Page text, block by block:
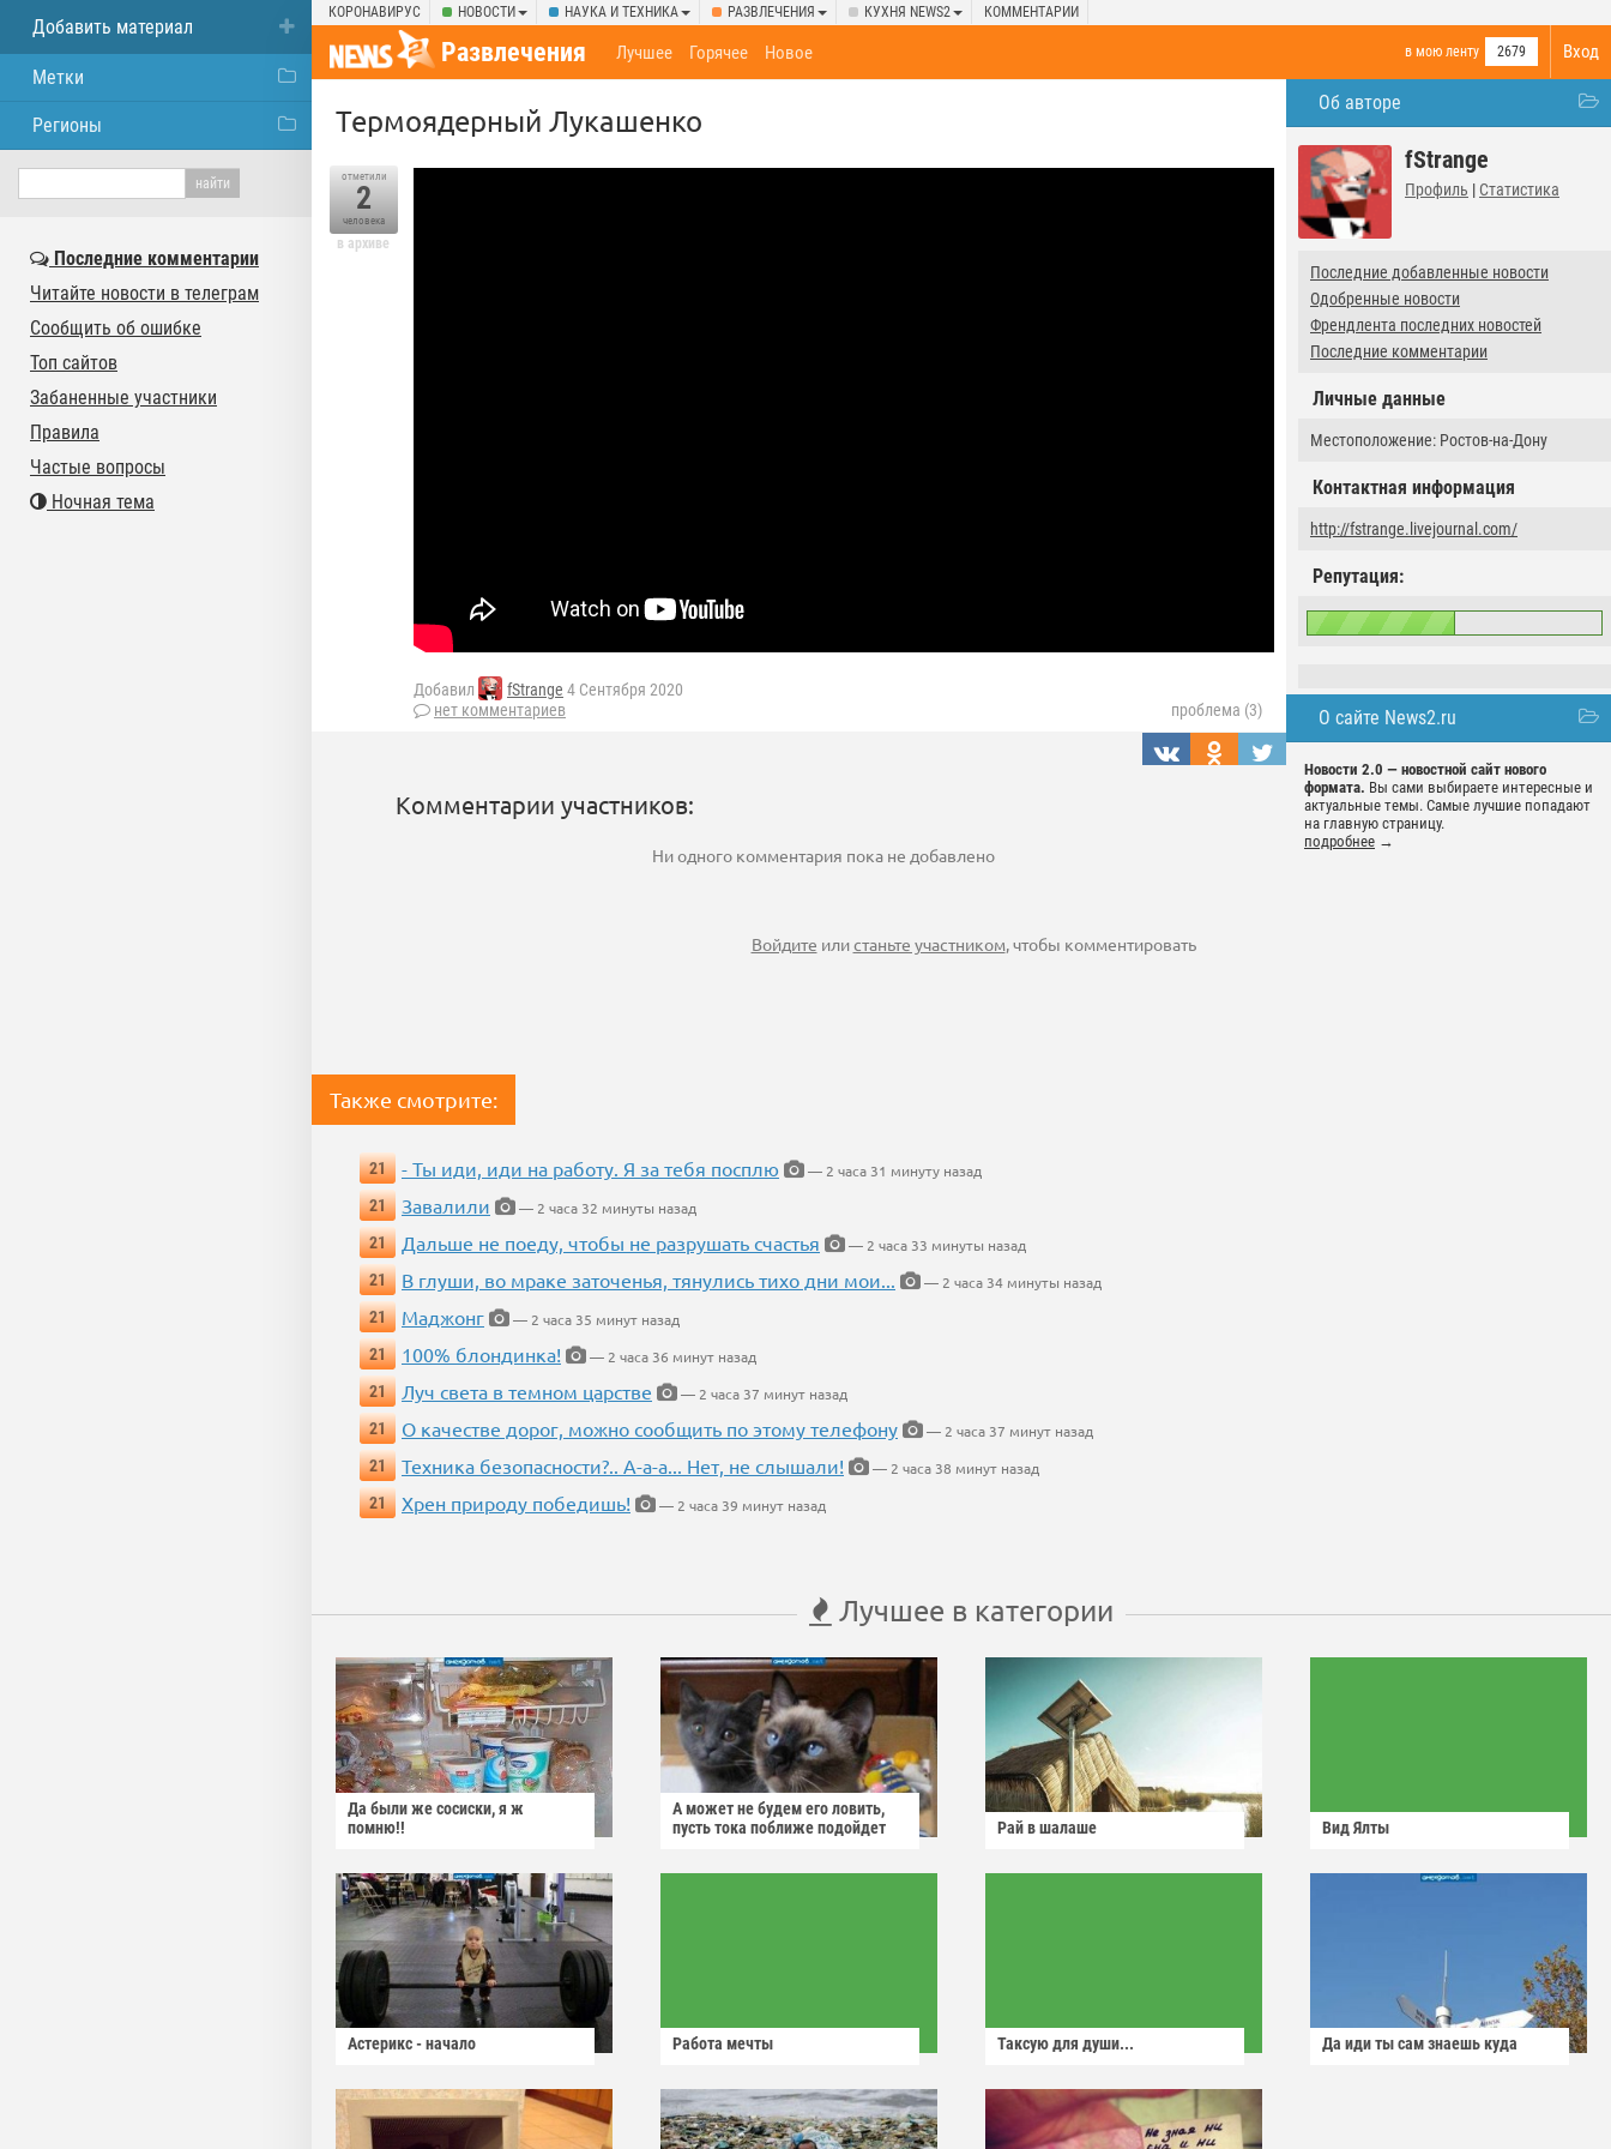
КОРОНАВИРУС НОВОСТИ НАУКА И ТЕХНИКА РАЗВЛЕЧЕНИЯ КУХНЯ NEWS2 КОММЕНТАРИИ
Вход
Развлечения в мою ленту 2679
Лучшее Горячее Новое
Об авторе
fStrange
Профиль | Статистика
Последние добавленные новости
Одобренные новости
Френдлента последних новостей
Последние комментарии
Личные данные
Местоположение: Ростов-на-Дону
Контактная информация
http://fstrange.livejournal.com/
Репутация:
О сайте News2.ru
Новости 2.0 — новостной сайт нового
формата. Вы сами выбираете интересные и
актуальные темы. Самые лучшие попадают
на главную страницу.
подробнее →
Термоядерный Лукашенко
отметили
2
человека
в архиве
Добавил fStrange 4 Сентября 2020
нет комментариев
проблема (3)
Комментарии участников:
Ни одного комментария пока не добавлено
Войдите илистаньте участником, чтобы комментировать
Также смотрите:
21 - Ты иди, иди на работу. Я за тебя посплю
— 2 часа 31 минуту назад
21
Завалили
— 2 часа 32 минуты назад
21
Дальше не поеду, чтобы не разрушать счастья
— 2 часа 33 минуты назад
21
В глуши, во мраке заточенья, тянулись тихо дни мои...
— 2 часа 34 минуты назад
21
Маджонг
— 2 часа 35 минут назад
21
100% блондинка!
— 2 часа 36 минут назад
21
Луч света в темном царстве
— 2 часа 37 минут назад
21
О качестве дорог, можно сообщить по этому телефону
— 2 часа 37 минут назад
21
Техника безопасности?.. А-а-а... Нет, не слышали!
— 2 часа 38 минут назад
21
Хрен природу победишь! — 2 часа 39 минут назад
Лучшее в категории
Да были же сосиски, я ж
помню!!
А может не будем его ловить,
пусть тока поближе подойдет
Рай в шалаше Вид Ялты
Астерикс - начало Работа мечты Таксую для души... Да иди ты сам знаешь куда
Добавить материал
Метки
Регионы
Последние комментарии
Читайте новости в телеграм
Сообщить об ошибке
Топ сайтов
Забаненные участники
Правила
Частые вопросы
Ночная тема